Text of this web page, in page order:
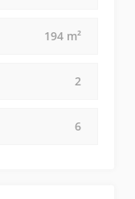
194 m²
2
6